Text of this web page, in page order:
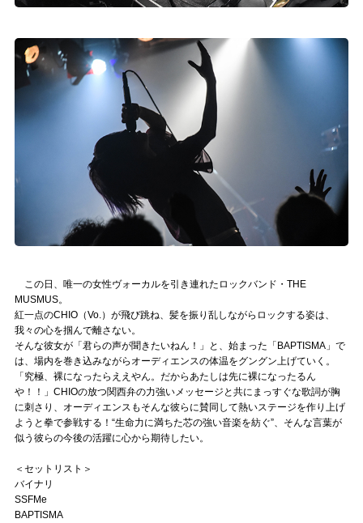
この日、唯一の女性ヴォーカルを引き連れたロックバンド・THE
MUSMUS。
紅一点のCHIO（Vo.）が飛び跳ね、髪を振り乱しながらロックする姿は、
我々の心を掴んで離さない。
そんな彼女が「君らの声が聞きたいねん！」と、始まった「BAPTISMA」で
は、場内を巻き込みながらオーディエンスの体温をグングン上げていく。
「究極、裸になったらええやん。だからあたしは先に裸になったるん
や！！」CHIOの放つ関西弁の力強いメッセージと共にまっすぐな歌詞が胸
に刺さり、オーディエンスもそんな彼らに賛同して熱いステージを作り上げ
ようと拳で参戦する！“生命力に満ちた芯の強い音楽を紡ぐ”、そんな言葉が
似う彼らの今後の活躍に心から期待したい。
＜セットリスト＞
バイナリ
SSFMe
BAPTISMA